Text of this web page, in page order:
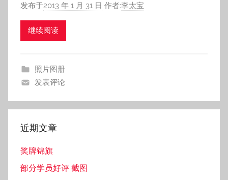
发布于2013 年 1 月 31 日 作者:李太宝
继续阅读
照片图册
发表评论
近期文章
奖牌锦旗
部分学员好评 截图